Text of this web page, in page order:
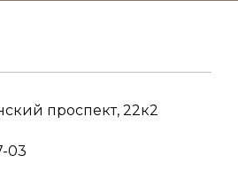
проспект, 22к2
03